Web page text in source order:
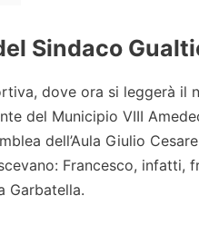
Sindaco
dove ora si leggerà il
del Municipio VIII
dell’Aula Giulio
Francesco, infatti,
Garbatella.